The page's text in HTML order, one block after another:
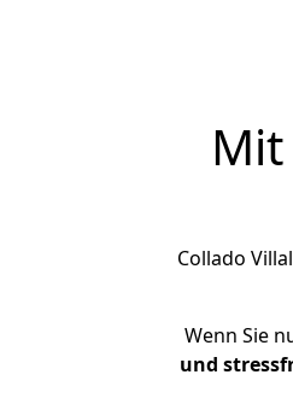
Collado
Wenn Sie
und